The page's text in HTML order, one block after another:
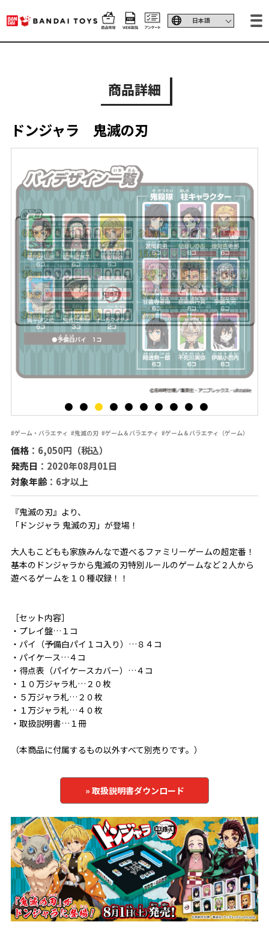
商品詳細
ドンジャラ 鬼滅の刃
#ゲーム・バラエティ #鬼滅の刃 #ゲーム＆バラエティ #ゲーム＆バラエティ（ゲーム）
価格：6,050円（税込）
発売日 ：2020年08月01日
対象年齢：6才以上
『鬼滅の刃』より、
「ドンジャラ 鬼滅の刃」が登場！
大人もこどもも家族みんなで遊べるファミリーゲームの超定番！
基本のドンジャラから鬼滅の刃特別ルールのゲームなど２人から
遊べるゲームを１０種収録！！
［セット内容］
・プレイ盤…１コ
・パイ（予備白パイ１コ入り）…８４コ
・パイケース…４コ
・得点表（パイケースカバー）…４コ
・１０万ジャラ札…２０枚
・５万ジャラ札…２０枚
・１万ジャラ札…４０枚
・取扱説明書…１冊
（本商品に付属するもの以外すべて別売りです。）
» 取扱説明書ダウンロード